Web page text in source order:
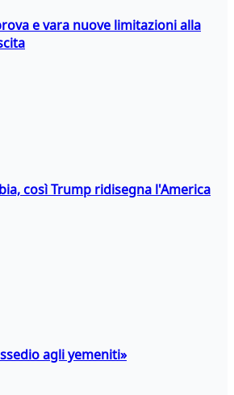
e vara nuove limitazioni alla
così Trump ridisegna l'America
agli yemeniti»